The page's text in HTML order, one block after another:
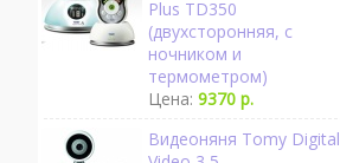
Plus TD350
(двухсторонняя, с
ночником и
термометром)
Цена: 9370 р.
Видеоняня Tomy Digital